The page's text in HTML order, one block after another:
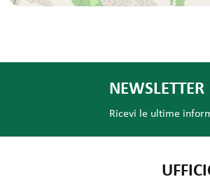
NEWSLETTER
Ricevi le ultime